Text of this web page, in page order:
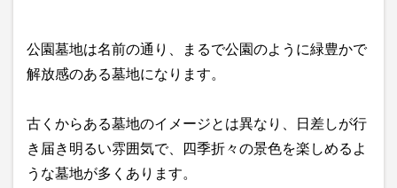
公園墓地は名前の通り、まるで公園のように緑豊かで
解放感のある墓地になります。
古くからある墓地のイメージとは異なり、日差しが行
き届き明るい雰囲気で、四季折々の景色を楽しめるよ
うな墓地が多くあります。